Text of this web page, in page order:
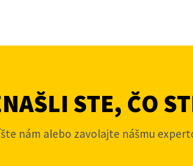
STE, ČO
nám alebo zavolajte nášmu